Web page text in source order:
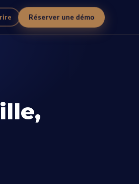
Réserver une démo